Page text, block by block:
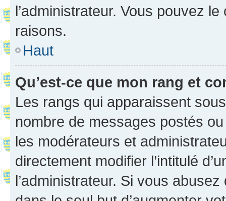
l’administrateur. Vous pouvez
raisons.
Haut
Qu’est-ce que mon rang et
Les rangs qui apparaissent
nombre de messages postés
les modérateurs et
directement modifier l’intitulé
l’administrateur. Si vous